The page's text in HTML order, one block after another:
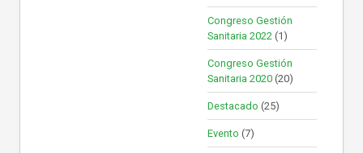
Congreso Gestión
Sanitaria 2022 (1)
Congreso Gestión
Sanitaria 2020 (20)
Destacado (25)
Evento (7)